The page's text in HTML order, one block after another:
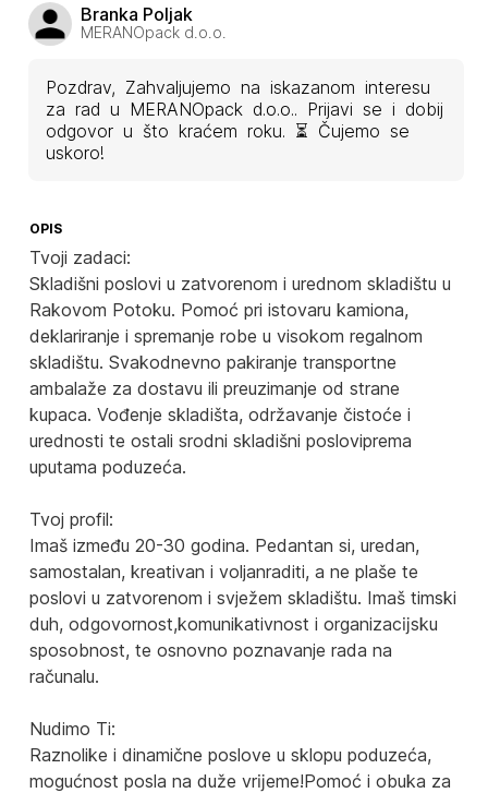
Branka Poljak
MERANOpack d.o.o.
Pozdrav, Zahvaljujemo na iskazanom interesu
za rad u MERANOpack d.o.o.. Prijavi se i dobij
odgovor u što kraćem roku. ⏳ Čujemo se
uskoro!
OPIS
Tvoji zadaci:
Skladišni poslovi u zatvorenom i urednom skladištu u
Rakovom Potoku. Pomoć pri istovaru kamiona,
deklariranje i spremanje robe u visokom regalnom
skladištu. Svakodnevno pakiranje transportne
ambalaže za dostavu ili preuzimanje od strane
kupaca. Vođenje skladišta, održavanje čistoće i
urednosti te ostali srodni skladišni posloviprema
uputama poduzeća.
Tvoj profil:
Imaš između 20-30 godina. Pedantan si, uredan,
samostalan, kreativan i voljanraditi, a ne plaše te
poslovi u zatvorenom i svježem skladištu. Imaš timski
duh, odgovornost,komunikativnost i organizacĳsku
sposobnost, te osnovno poznavanje rada na
računalu.
Nudimo Ti:
Raznolike i dinamične poslove u sklopu poduzeća,
mogućnost posla na duže vrĳeme!Pomoć i obuka za